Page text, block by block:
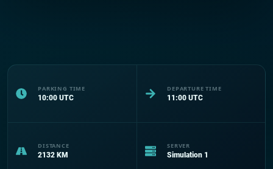
PARKING TIME
10:00 UTC
DEPARTURE TIME
11:00 UTC
DISTANCE
2132 KM
SERVER
Simulation 1